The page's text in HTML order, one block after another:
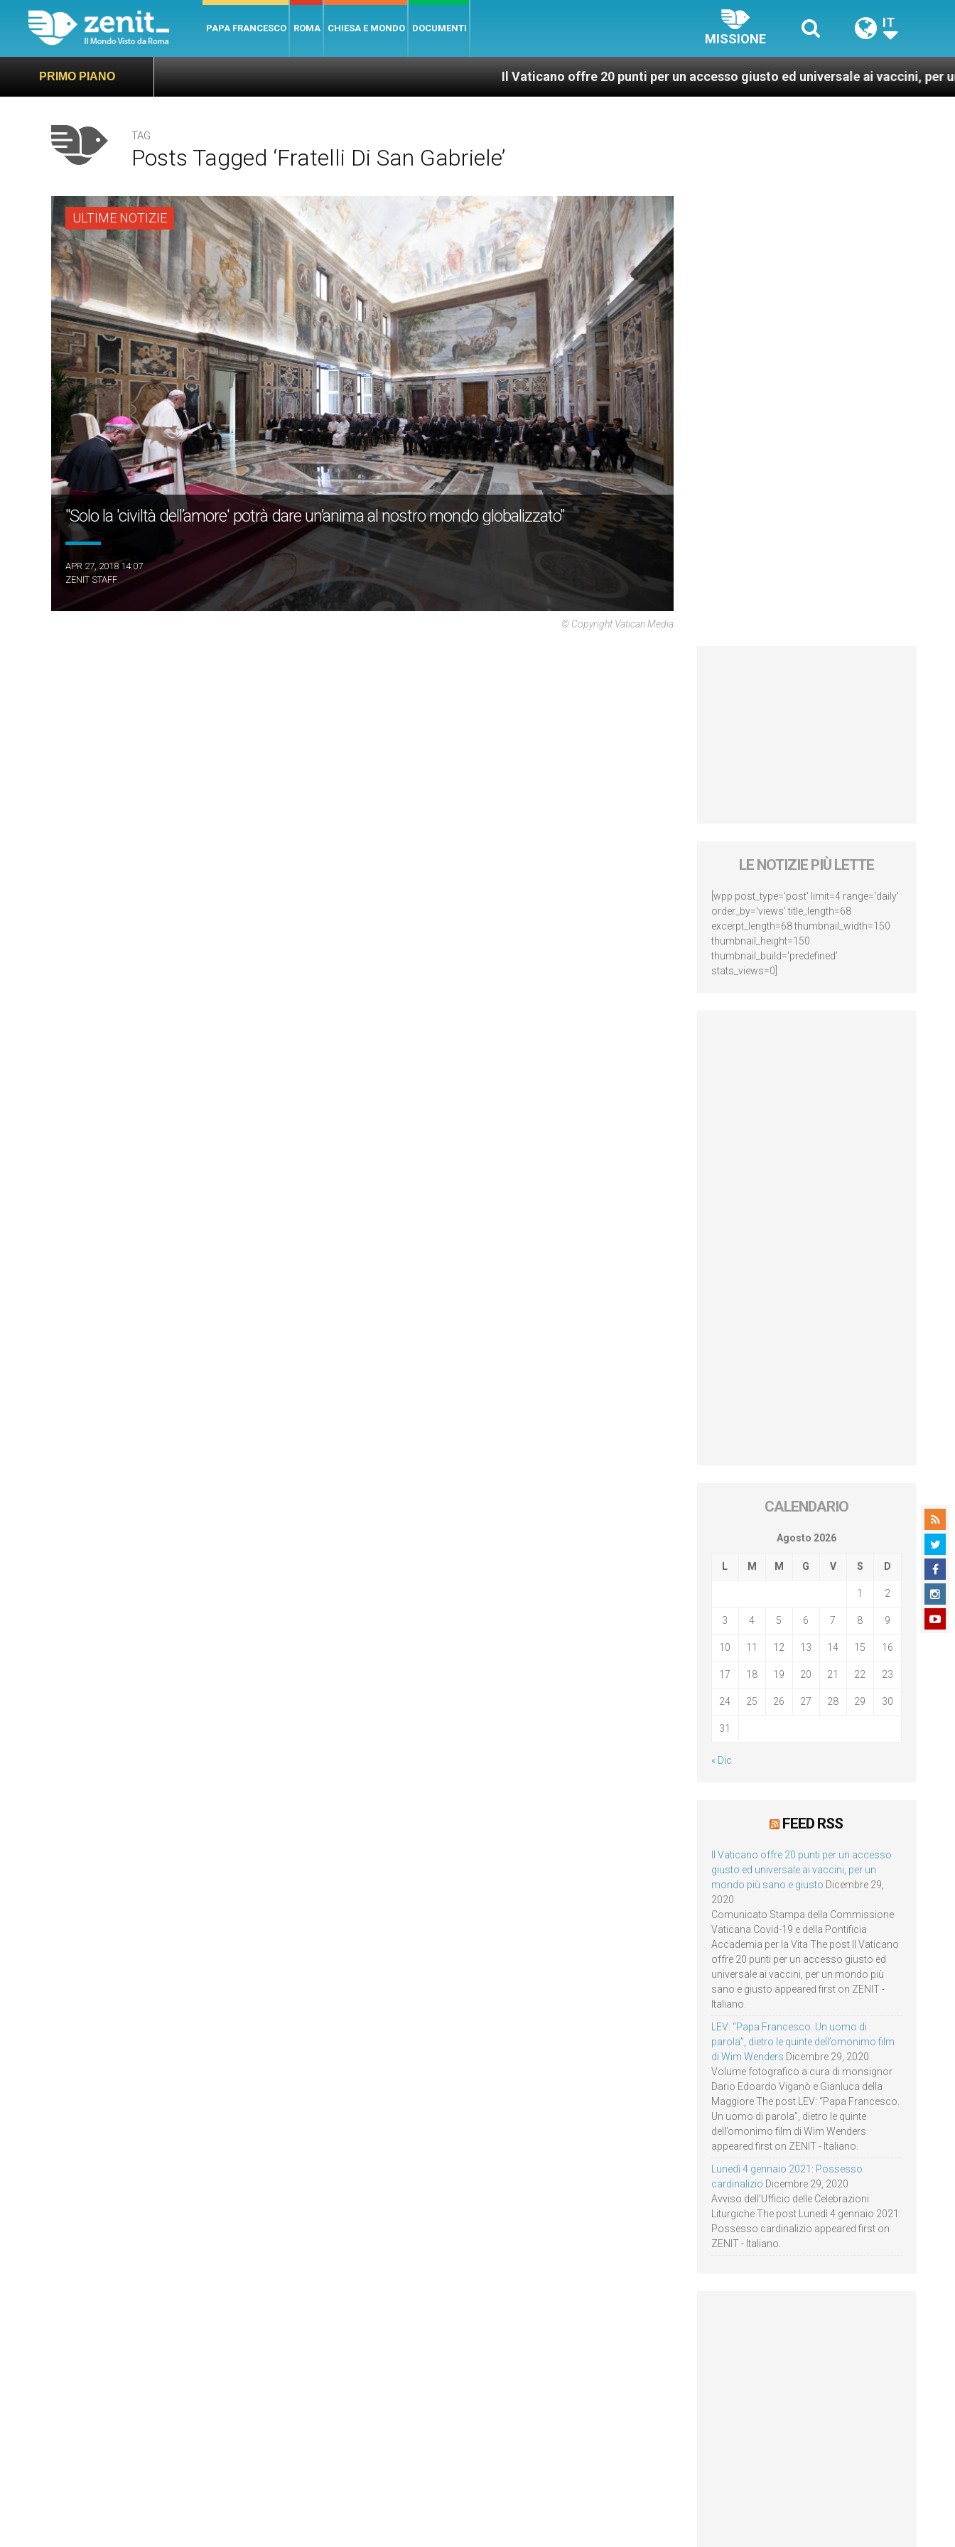
PAPA FRANCESCO ROMA CHIESA E MONDO DOCUMENTI
MISSIONE
IT
PRIMO PIANO Il Vaticano offre 20 punti per un accesso giusto ed universale ai vaccini, per un mondo più
TAG
Posts Tagged ‘Fratelli Di San Gabriele’
ULTIME NOTIZIE
"Solo la 'civiltà dell’amore' potrà dare un’anima al nostro mondo globalizzato"
APR 27, 2018 14:07
ZENIT STAFF
© Copyright Vatican Media
LE NOTIZIE PIÙ LETTE
[wpp post_type='post' limit=4 range='daily'
order_by='views' title_length=68
excerpt_length=68 thumbnail_width=150
thumbnail_height=150
thumbnail_build='predefined'
stats_views=0]
CALENDARIO
Agosto 2026
L M M G V S D
1 2
3 4 5 6 7 8 9
10 11 12 13 14 15 16
17 18 19 20 21 22 23
24 25 26 27 28 29 30
31
« Dic
FEED RSS
Il Vaticano offre 20 punti per un accesso
giusto ed universale ai vaccini, per un
mondo più sano e giusto Dicembre 29,
2020
Comunicato Stampa della Commissione
Vaticana Covid-19 e della Pontificia
Accademia per la Vita The post Il Vaticano
offre 20 punti per un accesso giusto ed
universale ai vaccini, per un mondo più
sano e giusto appeared first on ZENIT -
Italiano.
LEV: “Papa Francesco. Un uomo di
parola”, dietro le quinte dell’omonimo film
di Wim Wenders Dicembre 29, 2020
Volume fotografico a cura di monsignor
Dario Edoardo Viganò e Gianluca della
Maggiore The post LEV: “Papa Francesco.
Un uomo di parola”, dietro le quinte
dell’omonimo film di Wim Wenders
appeared first on ZENIT - Italiano.
Lunedì 4 gennaio 2021: Possesso
cardinalizio Dicembre 29, 2020
Avviso dell’Ufficio delle Celebrazioni
Liturgiche The post Lunedì 4 gennaio 2021:
Possesso cardinalizio appeared first on
ZENIT - Italiano.